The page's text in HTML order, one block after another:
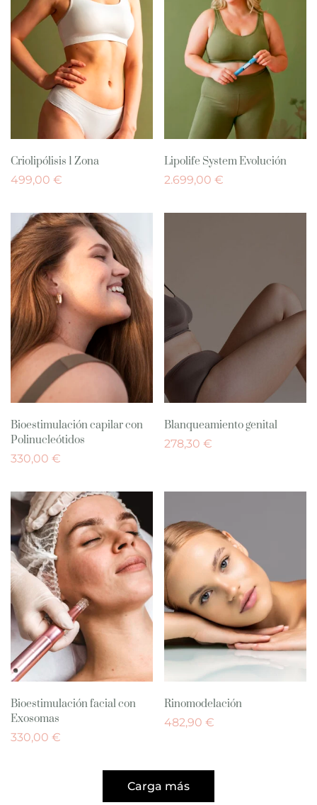
Criolipólisis 1 Zona
499,00 €
Lipolife System Evolución
2.699,00 €
Bioestimulación capilar con
Polinucleótidos
330,00 €
Blanqueamiento genital
278,30 €
Bioestimulación facial con
Exosomas
330,00 €
Rinomodelación
482,90 €
Carga más